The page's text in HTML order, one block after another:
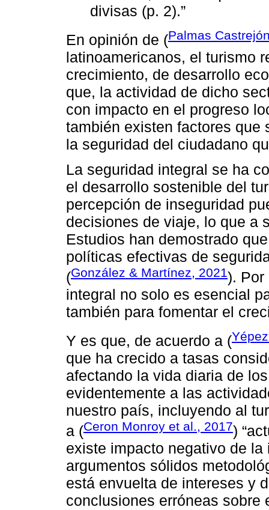
divisas (p. 2).”
En opinión de (Palmas
latinoamericanos, el turismo
crecimiento, de desarrollo
que, la actividad de dicho
con impacto en el progreso
también existen factores que
la seguridad del ciudadano
La seguridad integral se ha
el desarrollo sostenible del
percepción de inseguridad
decisiones de viaje, lo que a
Estudios han demostrado
políticas efectivas de
(González & Martínez, 2021). Por
integral no solo es esencial
también para fomentar el
Y es que, de acuerdo a (
que ha crecido a tasas
afectando la vida diaria de
evidentemente a las
nuestro país, incluyendo al
a (Ceron Monroy et al., 2017)
existe impacto negativo de
argumentos sólidos
está envuelta de intereses y
conclusiones erróneas sobre